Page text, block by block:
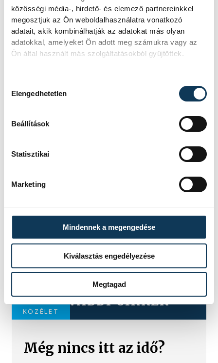
közösségi média-, hirdető- és elemező partnereinkkel
megosztjuk az Ön weboldalhasználatra vonatkozó
adatait, akik kombinálhatják az adatokat más olyan
adatokkal, amelyeket Ön adott meg számukra vagy az
Ön által használt más szolgáltatásokból gyűjtöttek.
Elengedhetetlen
Beállítások
Statisztikai
Marketing
Mindennek a megengedése
Kiválasztás engedélyezése
Megtagad
Pintér Sándor belügyminiszter elismerését
és köszönetét fejezte ki a több évtizedes,
kimagasló szakmai tevékenységéért - áll a
közleményben.
közélet
TOVÁBBI CIKKEK
KÖZÉLET
Még nincs itt az idő?